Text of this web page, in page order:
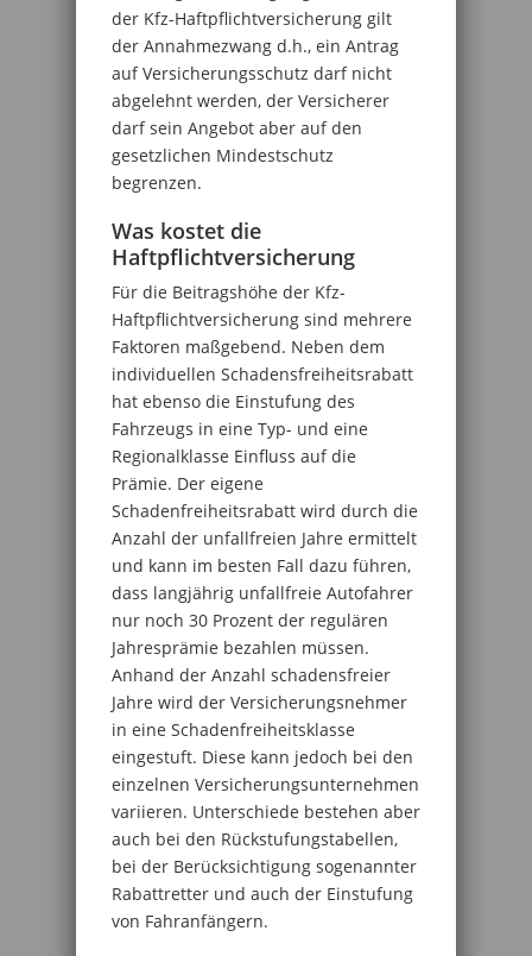
der Kfz-Haftpflichtversicherung gilt
der Annahmezwang d.h., ein Antrag
auf Versicherungsschutz darf nicht
abgelehnt werden, der Versicherer
darf sein Angebot aber auf den
gesetzlichen Mindestschutz
begrenzen.
Was kostet die
Haftpflichtversicherung
Für die Beitragshöhe der Kfz-
Haftpflichtversicherung sind mehrere
Faktoren maßgebend. Neben dem
individuellen Schadensfreiheitsrabatt
hat ebenso die Einstufung des
Fahrzeugs in eine Typ- und eine
Regionalklasse Einfluss auf die
Prämie. Der eigene
Schadenfreiheitsrabatt wird durch die
Anzahl der unfallfreien Jahre ermittelt
und kann im besten Fall dazu führen,
dass langjährig unfallfreie Autofahrer
nur noch 30 Prozent der regulären
Jahresprämie bezahlen müssen.
Anhand der Anzahl schadensfreier
Jahre wird der Versicherungsnehmer
in eine Schadenfreiheitsklasse
eingestuft. Diese kann jedoch bei den
einzelnen Versicherungsunternehmen
variieren. Unterschiede bestehen aber
auch bei den Rückstufungstabellen,
bei der Berücksichtigung sogenannter
Rabattretter und auch der Einstufung
von Fahranfängern.